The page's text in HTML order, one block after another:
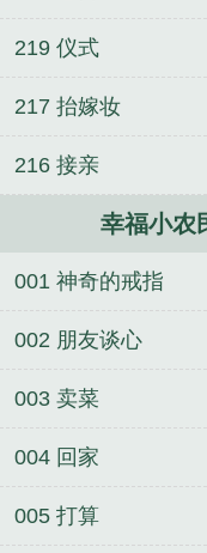
小农民李大伟
文
幸福的小农民图
219 仪式
217 抬嫁妆
216 接亲
幸福小农
001 神奇的戒指
002 朋友谈心
003 卖菜
004 回家
005 打算